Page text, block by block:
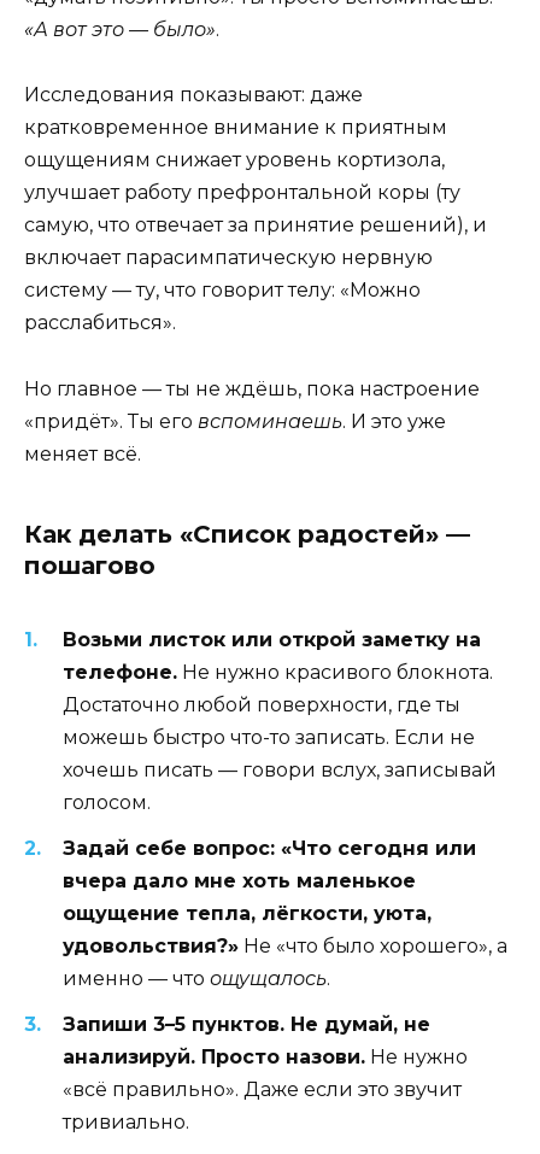
«А вот это — было».
Исследования показывают: даже
кратковременное внимание к приятным
ощущениям снижает уровень кортизола,
улучшает работу префронтальной коры (ту
самую, что отвечает за принятие решений), и
включает парасимпатическую нервную
систему — ту, что говорит телу: «Можно
расслабиться».
Но главное — ты не ждёшь, пока настроение
«придёт». Ты его вспоминаешь. И это уже
меняет всё.
Как делать «Список радостей» —
пошагово
Возьми листок или открой заметку на
телефоне. Не нужно красивого блокнота.
Достаточно любой поверхности, где ты
можешь быстро что-то записать. Если не
хочешь писать — говори вслух, записывай
голосом.
Задай себе вопрос: «Что сегодня или
вчера дало мне хоть маленькое
ощущение тепла, лёгкости, уюта,
удовольствия?» Не «что было хорошего», а
именно — что ощущалось.
Запиши 3–5 пунктов. Не думай, не
анализируй. Просто назови. Не нужно
«всё правильно». Даже если это звучит
тривиально.